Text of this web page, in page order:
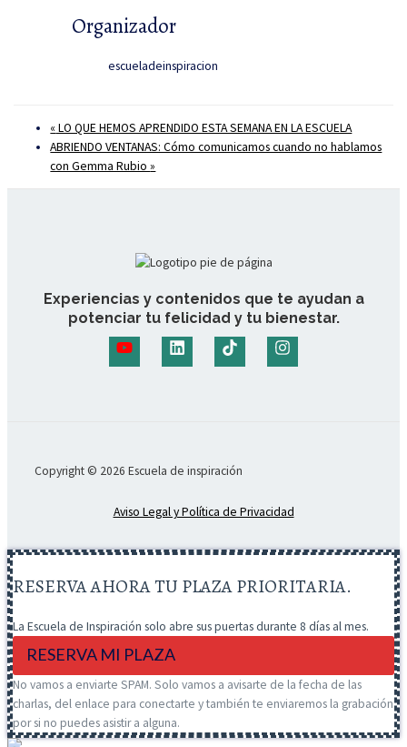
Organizador
escueladeinspiracion
«LO QUE HEMOS APRENDIDO ESTA SEMANA EN LA ESCUELA
ABRIENDO VENTANAS: Cómo comunicamos cuando no hablamos
con Gemma Rubio»
Experiencias y contenidos que te ayudan a
potenciar tu felicidad y tu bienestar.
Copyright © 2026 Escuela de inspiración
Aviso Legal y Política de Privacidad
RESERVA AHORA TU PLAZA PRIORITARIA.
La Escuela de Inspiración solo abre sus puertas durante 8 días al mes.
RESERVA MI PLAZA
No vamos a enviarte SPAM. Solo vamos a avisarte de la fecha de las
charlas, del enlace para conectarte y también te enviaremos la grabación
por si no puedes asistir a alguna.